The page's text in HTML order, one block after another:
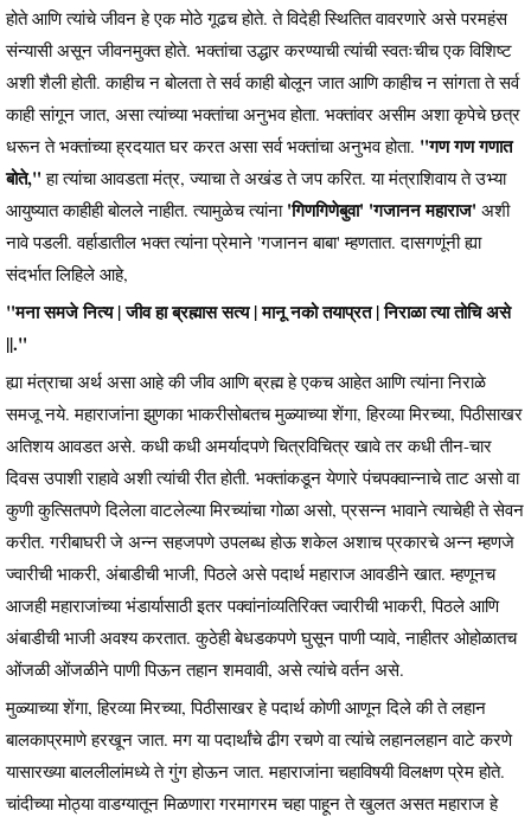
होते आणि त्यांचे जीवन हे एक मोठे गूढच होते. ते विदेही स्थितित वावरणारे असे परमहंस
संन्यासी असून जीवनमुक्त होते. भक्तांचा उद्धार करण्याची त्यांची स्वतःचीच एक विशिष्ट
अशी शैली होती. काहीच न बोलता ते सर्व काही बोलून जात आणि काहीच न सांगता ते सर्व
काही सांगून जात, असा त्यांच्या भक्तांचा अनुभव होता. भक्तांवर असीम अशा कृपेचे छत्र
धरून ते भक्तांच्या ह्रदयात घर करत असा सर्व भक्तांचा अनुभव होता. "गण गण गणात
बोते," हा त्यांचा आवडता मंत्र, ज्याचा ते अखंड ते जप करित. या मंत्राशिवाय ते उभ्या
आयुष्यात काहीही बोलले नाहीत. त्यामुळेच त्यांना'गिणगिणेबुवा' 'गजानन महाराज' अशी
नावे पडली. वर्हाडातील भक्त त्यांना प्रेमाने 'गजानन बाबा' म्हणतात. दासगणूंनी ह्या
संदर्भात लिहिले आहे,
"मना समजे नित्य | जीव हा ब्रह्मास सत्य | मानू नको तयाप्रत | निराळा त्या तोचि असे
||."
ह्या मंत्राचा अर्थ असा आहे की जीव आणि ब्रह्म हे एकच आहेत आणि त्यांना निराळे
समजू नये. महाराजांना झुणका भाकरीसोबतच मुळ्याच्या शेंगा, हिरव्या मिरच्या, पिठीसाखर
अतिशय आवडत असे. कधी कधी अमर्यादपणे चित्रविचित्र खावे तर कधी तीन-चार
दिवस उपाशी राहावे अशी त्यांची रीत होती. भक्तांकडून येणारे पंचपक्वान्नाचे ताट असो वा
कुणी कुत्सितपणे दिलेला वाटलेल्या मिरच्यांचा गोळा असो, प्रसन्न भावाने त्याचेही ते सेवन
करीत. गरीबाघरी जे अन्न सहजपणे उपलब्ध होऊ शकेल अशाच प्रकारचे अन्न म्हणजे
ज्वारीची भाकरी, अंबाडीची भाजी, पिठले असे पदार्थ महाराज आवडीने खात. म्हणूनच
आजही महाराजांच्या भंडार्यासाठी इतर पक्वांनांव्यतिरिक्त ज्वारीची भाकरी, पिठले आणि
अंबाडीची भाजी अवश्य करतात. कुठेही बेधडकपणे घुसून पाणी प्यावे, नाहीतर ओहोळातच
ओंजळी ओंजळीने पाणी पिऊन तहान शमवावी, असे त्यांचे वर्तन असे.
मुळ्याच्या शेंगा, हिरव्या मिरच्या, पिठीसाखर हे पदार्थ कोणी आणून दिले की ते लहान
बालकाप्रमाणे हरखून जात. मग या पदार्थांचे ढीग रचणे वा त्यांचे लहानलहान वाटे करणे
यासारख्या बाललीलांमध्ये ते गुंग होऊन जात. महाराजांना चहाविषयी विलक्षण प्रेम होते.
चांदीच्या मोठ्या वाडग्यातून मिळणारा गरमागरम चहा पाहून ते खुलत असत महाराज हे